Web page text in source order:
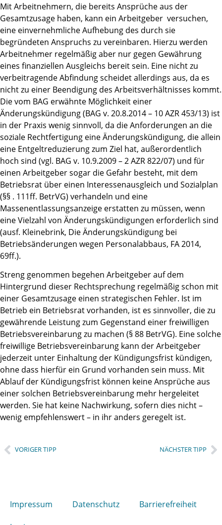
Mit Arbeitnehmern, die bereits Ansprüche aus der
Gesamtzusage haben, kann ein Arbeitgeber versuchen,
eine einvernehmliche Aufhebung des durch sie
begründeten Anspruchs zu vereinbaren. Hierzu werden
Arbeitnehmer regelmäßig aber nur gegen Gewährung
eines finanziellen Ausgleichs bereit sein. Eine nicht zu
verbeitragende Abfindung scheidet allerdings aus, da es
nicht zu einer Beendigung des Arbeitsverhältnisses kommt.
Die vom BAG erwähnte Möglichkeit einer
Änderungskündigung (BAG v. 20.8.2014 – 10 AZR 453/13) ist
in der Praxis wenig sinnvoll, da die Anforderungen an die
soziale Rechtfertigung eine Änderungskündigung, die allein
eine Entgeltreduzierung zum Ziel hat, außerordentlich
hoch sind (vgl. BAG v. 10.9.2009 – 2 AZR 822/07) und für
einen Arbeitgeber sogar die Gefahr besteht, mit dem
Betriebsrat über einen Interessenausgleich und Sozialplan
(§§ . 111ff. BetrVG) verhandeln und eine
Massenentlassungsanzeige erstatten zu müssen, wenn
eine Vielzahl von Änderungskündigungen erforderlich sind
(ausf. Kleinebrink, Die Änderungskündigung bei
Betriebsänderungen wegen Personalabbaus, FA 2014,
69ff.).
Streng genommen begehen Arbeitgeber auf dem
Hintergrund dieser Rechtsprechung regelmäßig schon mit
einer Gesamtzusage einen strategischen Fehler. Ist im
Betrieb ein Betriebsrat vorhanden, ist es sinnvoller, die zu
gewährende Leistung zum Gegenstand einer freiwilligen
Betriebsvereinbarung zu machen (§ 88 BetrVG). Eine solche
freiwillige Betriebsvereinbarung kann der Arbeitgeber
jederzeit unter Einhaltung der Kündigungsfrist kündigen,
ohne dass hierfür ein Grund vorhanden sein muss. Mit
Ablauf der Kündigungsfrist können keine Ansprüche aus
einer solchen Betriebsvereinbarung mehr hergeleitet
werden. Sie hat keine Nachwirkung, sofern dies nicht –
wenig empfehlenswert – in ihr anders geregelt ist.
VORIGER TIPP NÄCHSTER TIPP
Impressum Datenschutz Barrierefreiheit